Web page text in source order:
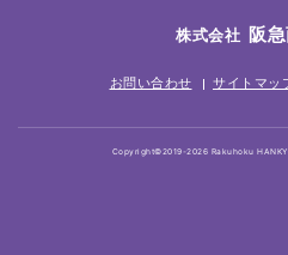
株式会社 阪
お問い合わせ サイトマッ
Copyright©2019-2026 Rakuhoku